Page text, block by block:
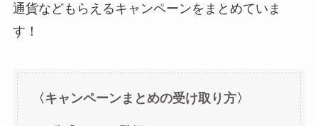
通貨などもらえるキャンペーンをまとめていま
す！
〈キャンペーンまとめの受け取り方〉